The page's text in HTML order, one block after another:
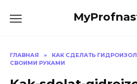
ГЛАВНАЯ »
КАК СДЕЛАТЬ
СВОИМИ РУКАМИ